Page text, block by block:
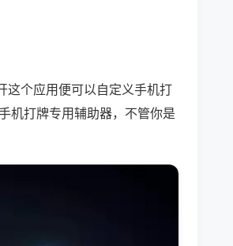
这个应用便可以自定义手机打
机打牌专用辅助器，不管你是